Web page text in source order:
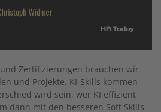
Zertifizierungen brauchen wir
und Projekte. KI-Skills kommen
wird sein, wer KI effizient
dann mit den besseren Soft Skills